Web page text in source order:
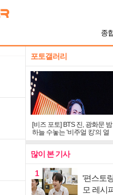
종
포토갤러리
[비즈 포토] BTS 진, 광화문 밤
하늘 수놓는 '비주얼 킹'의 열
창
많이 본 기사
1
'편스토
모 레시